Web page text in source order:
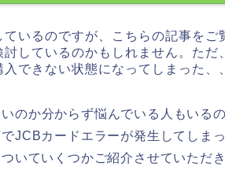
いるのですが、こちらの記事をご
しているのかもしれません。ただ
できない状態になってしまった、
のか分からず悩んでいる人もいる
JCBカードエラーが発生してしま
いていくつかご紹介させていただき